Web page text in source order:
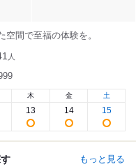
空間で至福の体験を。
人
木
13
金
14
土
15
もっと見る